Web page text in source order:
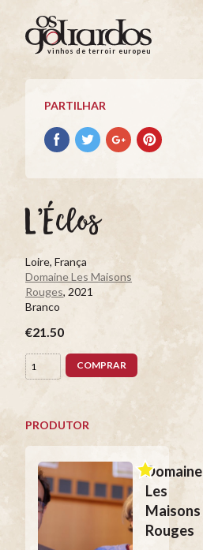
Os
Goliardos
Vinhos
Terroir
Europeus
vinhos de terroir europeus
PARTILHAR
Partilhar
no
Partilhar
no
Partilhar
no
Partilhar
no
L’Éclos
Loire, França
Domaine Les Maisons
Rouges, 2021
Branco
€21.50
COMPRAR
PRODUTOR
Domaine
Les
Maisons
Rouges